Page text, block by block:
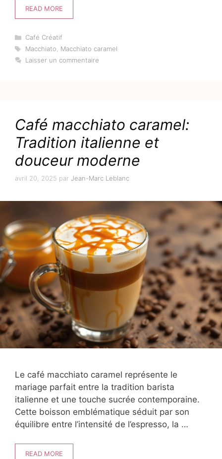
READ MORE
Catégories
Café Créatif
Étiquettes
Macchiato
Macchiato caramel
Laisser un commentaire
Café macchiato caramel:
Tradition italienne et
douceur moderne
avril 20, 2025 par Jean-Marc Leblanc
Le café macchiato caramel représente le
mariage parfait entre la tradition barista
italienne et une touche sucrée contemporaine.
Cette boisson emblématique séduit par son
équilibre entre l’intensité de l’espresso, la …
READ MORE